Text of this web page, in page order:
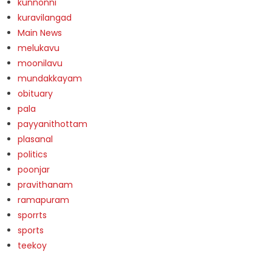
kunnonni
kuravilangad
Main News
melukavu
moonilavu
mundakkayam
obituary
pala
payyanithottam
plasanal
politics
poonjar
pravithanam
ramapuram
sporrts
sports
teekoy